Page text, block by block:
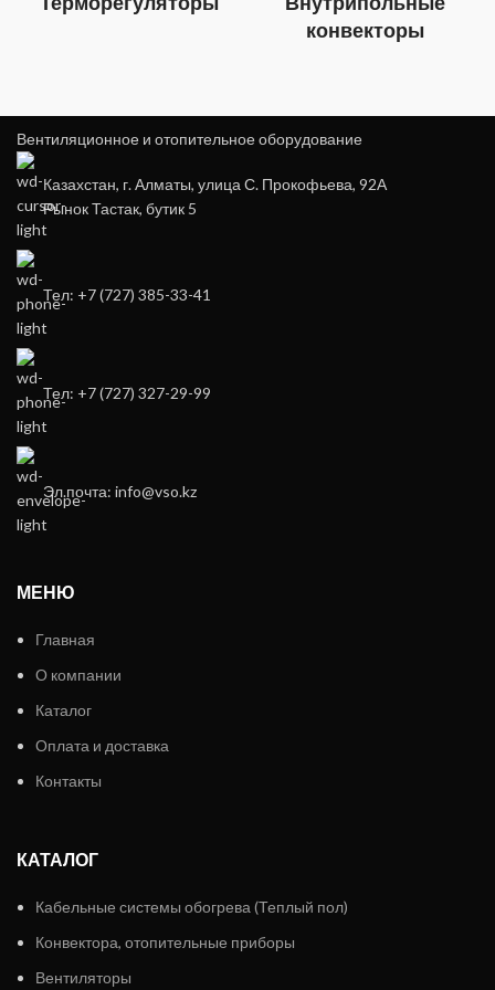
конвекторы
Вентиляционное и отопительное оборудование
Казахстан, г. Алматы, улица С. Прокофьева, 92А
Рынок Тастак, бутик 5
Тел: +7 (727) 385-33-41
Тел: +7 (727) 327-29-99
Эл.почта: info@vso.kz
МЕНЮ
Главная
О компании
Каталог
Оплата и доставка
Контакты
КАТАЛОГ
Кабельные системы обогрева (Теплый пол)
Конвектора, отопительные приборы
Вентиляторы